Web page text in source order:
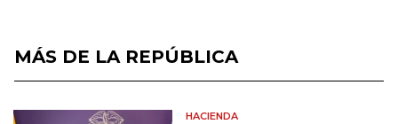
MÁS DE LA REPÚBLICA
HACIENDA